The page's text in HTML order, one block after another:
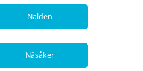
Nälden
Näsåker